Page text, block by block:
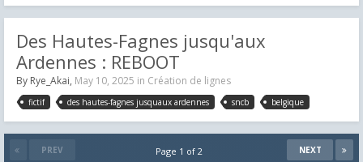
Des Hautes-Fagnes jusqu'aux
Ardennes : REBOOT
By Rye_Akai, May 10, 2025 in Création de lignes
fictif des hautes-fagnes jusquaux ardennes sncb belgique
PREV NEXT
Page 1 of 2